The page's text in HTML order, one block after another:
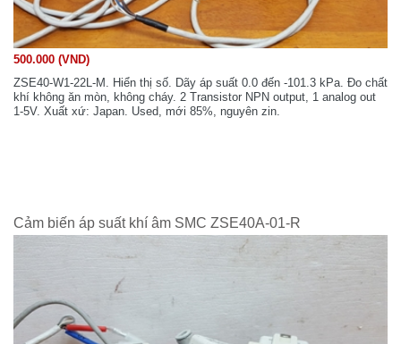
500.000 (VND)
ZSE40-W1-22L-M. Hiển thị số. Dãy áp suất 0.0 đến -101.3 kPa. Đo chất
khí không ăn mòn, không cháy. 2 Transistor NPN output, 1 analog out
1-5V. Xuất xứ: Japan. Used, mới 85%, nguyên zin.
Cảm biến áp suất khí âm SMC ZSE40A-01-R